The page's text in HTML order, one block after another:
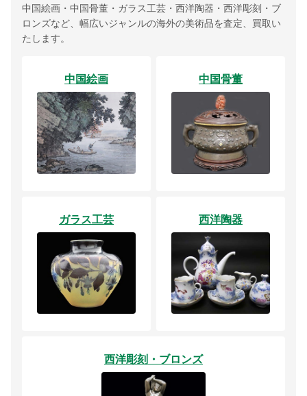
中国絵画・中国骨董・ガラス工芸・西洋陶器・西洋彫刻・ブ
ロンズなど、幅広いジャンルの海外の美術品を査定、買取い
たします。
中国絵画 中国骨董
ガラス工芸 西洋陶器
西洋彫刻・ブロンズ